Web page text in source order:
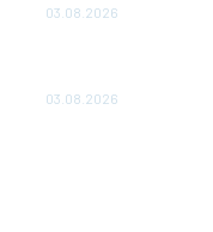
03.08.2026
03.08.2026